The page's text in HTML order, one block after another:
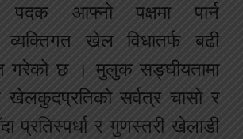
पदक आफ्नो पक्षमा पार्न
व्यक्तिगत खेल विधातर्फ बढी
गरेको छ । मुलुक सङ्घीयतामा
सर्वत्र चासो र
प्रतिस्पर्धा र गुणस्तरी खेलाडी